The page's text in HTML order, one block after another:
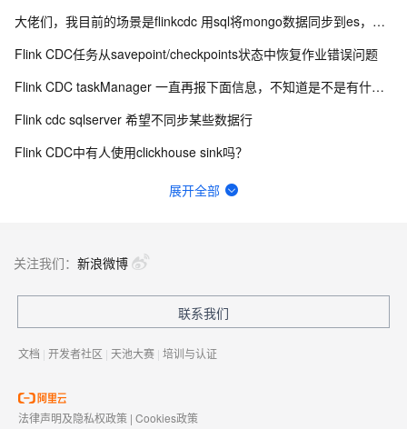
大佬们，我目前的场景是flinkcdc 用sql将mongo数据同步到es，有人做过这样的场景吗？
Flink CDC任务从savepoint/checkpoints状态中恢复作业错误问题
Flink CDC taskManager 一直再报下面信息，不知道是不是有什么问题？
Flink cdc sqlserver 希望不同步某些数据行
Flink CDC中有人使用clickhouse sink吗？
如何用实时数据同步打破企业数据孤岛？
有用flink cdc同步mysql到hive这样搞过的源码吗?
flinkcdc在IDEA运行正常，打包就报错
展开全部
关注我们： 新浪微博
联系我们
文档 | 开发者社区 | 天池大赛 | 培训与认证
法律声明及隐私权政策 | Cookies政策